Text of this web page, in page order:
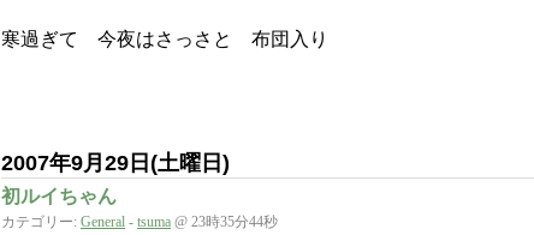
寒過ぎて 今夜はさっさと 布団入り
2007年9月29日(土曜日)
初ルイちゃん
カテゴリー: General - tsuma @ 23時35分44秒